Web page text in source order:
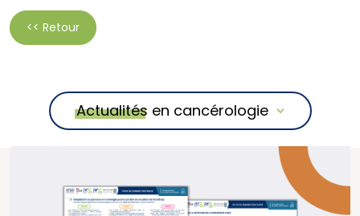
<< Retour
Actualités en cancérologie